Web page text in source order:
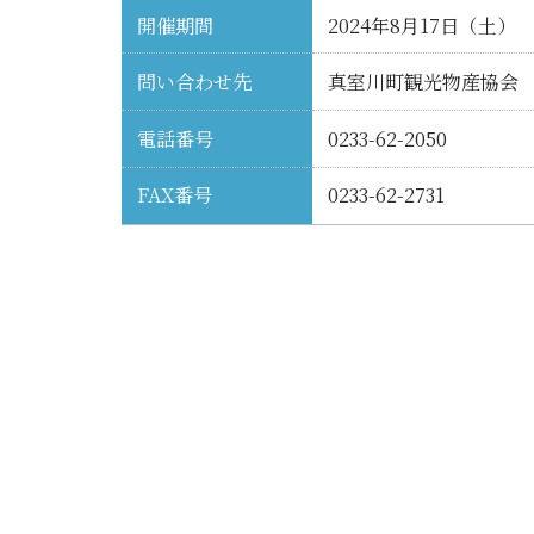
開催期間 2024年8月17日（土）
問い合わせ先 真室川町観光物産協会
電話番号 0233-62-2050
FAX番号 0233-62-2731